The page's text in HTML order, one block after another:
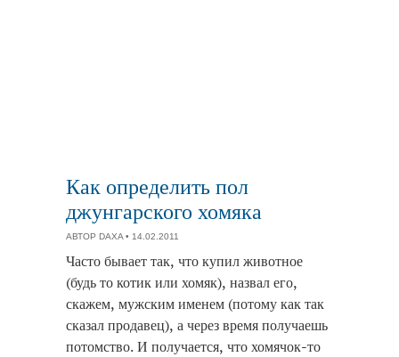
Как определить пол
джунгарского хомяка
АВТОР DAXA • 14.02.2011
Часто бывает так, что купил животное
(будь то котик или хомяк), назвал его,
скажем, мужским именем (потому как так
сказал продавец), а через время получаешь
потомство. И получается, что хомячок-то